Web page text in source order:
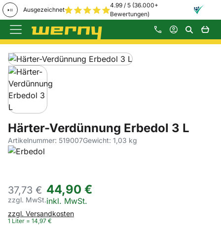
Ausgezeichnet
4.99 / 5 (36.000+
Bewertungen)
Zum Hauptinhalt springen
Produktgalerie
Zur Kaufbox springen
Härter-Verdünnung Erbedol 3 L
Artikelnummer: 519007Gewicht: 1,03 kg
37,73 €
zzgl. MwSt.
44,90 €
Steuerhinweis:
inkl. MwSt.
zzgl. Versandkosten
1 Liter = 14 97 €